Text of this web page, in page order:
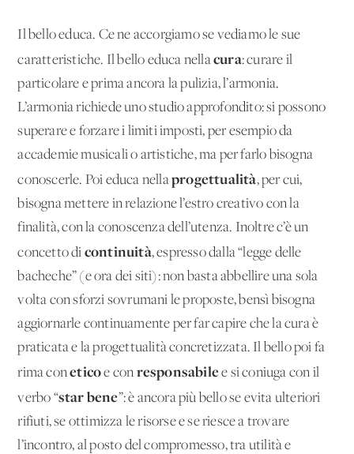
Il bello educa. Ce ne accorgiamo se vediamo le sue
caratteristiche. Il bello educa nellacura: curare il
particolare e prima ancora la pulizia, l’armonia.
L’armonia richiede uno studio approfondito: si possono
superare e forzare i limiti imposti, per esempio da
accademie musicali o artistiche, ma per farlo bisogna
conoscerle. Poi educa nellaprogettualità, per cui,
bisogna mettere in relazione l’estro creativo con la
finalità, con la conoscenza dell’utenza. Inoltre c’è un
concetto di continuità, espresso dalla “legge delle
bacheche” (e ora dei siti): non basta abbellire una sola
volta con sforzi sovrumani le proposte, bensì bisogna
aggiornarle continuamente per far capire che la cura è
praticata e la progettualità concretizzata. Il bello poi fa
rima coneticoe con responsabilee si coniuga con il
verbo “star bene”: è ancora più bello se evita ulteriori
rifiuti, se ottimizza le risorse e se riesce a trovare
l’incontro, al posto del compromesso, tra utilità e